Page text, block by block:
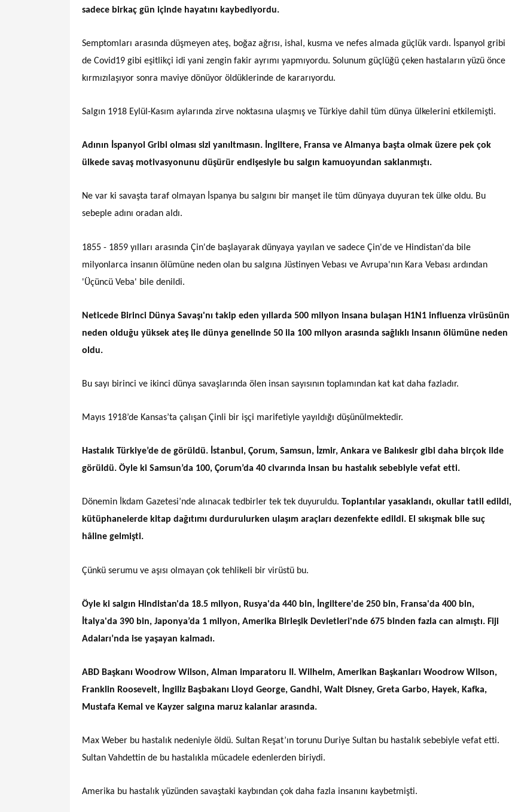
sadece birkaç gün içinde hayatını kaybediyordu.
Semptomları arasında düşmeyen ateş, boğaz ağrısı, ishal, kusma ve nefes almada güçlük vardı. İspanyol gribi
de Covid19 gibi eşitlikçi idi yani zengin fakir ayrımı yapmıyordu. Solunum güçlüğü çeken hastaların yüzü önce
kırmızılaşıyor sonra maviye dönüyor öldüklerinde de kararıyordu.
Salgın 1918 Eylül-Kasım aylarında zirve noktasına ulaşmış ve Türkiye dahil tüm dünya ülkelerini etkilemişti.
Adının İspanyol Gribi olması sizi yanıltmasın. İngiltere, Fransa ve Almanya başta olmak üzere pek çok
ülkede savaş motivasyonunu düşürür endişesiyle bu salgın kamuoyundan saklanmıştı.
Ne var ki savaşta taraf olmayan İspanya bu salgını bir manşet ile tüm dünyaya duyuran tek ülke oldu. Bu
sebeple adını oradan aldı.
1855 - 1859 yılları arasında Çin'de başlayarak dünyaya yayılan ve sadece Çin'de ve Hindistan'da bile
milyonlarca insanın ölümüne neden olan bu salgına Jüstinyen Vebası ve Avrupa'nın Kara Vebası ardından
'Üçüncü Veba' bile denildi.
Neticede Birinci Dünya Savaşı'nı takip eden yıllarda 500 milyon insana bulaşan H1N1 influenza virüsünün
neden olduğu yüksek ateş ile dünya genelinde 50 ila 100 milyon arasında sağlıklı insanın ölümüne neden
oldu.
Bu sayı birinci ve ikinci dünya savaşlarında ölen insan sayısının toplamından kat kat daha fazladır.
Mayıs 1918’de Kansas’ta çalışan Çinli bir işçi marifetiyle yayıldığı düşünülmektedir.
Hastalık Türkiye’de de görüldü. İstanbul, Çorum, Samsun, İzmir, Ankara ve Balıkesir gibi daha birçok ilde
görüldü. Öyle ki Samsun’da 100, Çorum’da 40 civarında insan bu hastalık sebebiyle vefat etti.
Dönemin İkdam Gazetesi’nde alınacak tedbirler tek tek duyuruldu. Toplantılar yasaklandı, okullar tatil edildi,
kütüphanelerde kitap dağıtımı durdurulurken ulaşım araçları dezenfekte edildi. El sıkışmak bile suç
hâline gelmişti.
Çünkü serumu ve aşısı olmayan çok tehlikeli bir virüstü bu.
Öyle ki salgın Hindistan'da 18.5 milyon, Rusya'da 440 bin, İngiltere'de 250 bin, Fransa'da 400 bin,
İtalya'da 390 bin, Japonya’da 1 milyon, Amerika Birleşik Devletleri'nde 675 binden fazla can almıştı. Fiji
Adaları’nda ise yaşayan kalmadı.
ABD Başkanı Woodrow Wilson, Alman imparatoru II. Wilhelm, Amerikan Başkanları Woodrow Wilson,
Franklin Roosevelt, İngiliz Başbakanı Lloyd George, Gandhi, Walt Disney, Greta Garbo, Hayek, Kafka,
Mustafa Kemal ve Kayzer salgına maruz kalanlar arasında.
Max Weber bu hastalık nedeniyle öldü. Sultan Reşat’ın torunu Duriye Sultan bu hastalık sebebiyle vefat etti.
Sultan Vahdettin de bu hastalıkla mücadele edenlerden biriydi.
Amerika bu hastalık yüzünden savaştaki kaybından çok daha fazla insanını kaybetmişti.